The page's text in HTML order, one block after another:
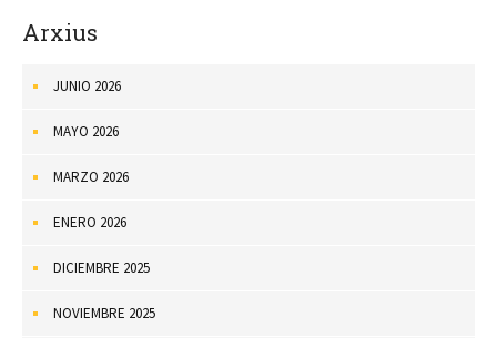
Arxius
JUNIO 2026
MAYO 2026
MARZO 2026
ENERO 2026
DICIEMBRE 2025
NOVIEMBRE 2025